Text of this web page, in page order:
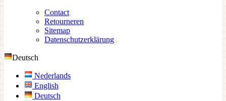
Contact
Retourneren
Sitemap
Datenschutzerklärung
Deutsch
Nederlands
English
Deutsch